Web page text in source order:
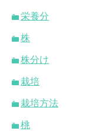
栄養分
株
株分け
栽培
栽培方法
桃